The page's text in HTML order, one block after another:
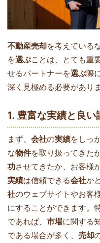
不動産売却を考えている
を選ぶことは、とても重
せるパートナーを選ぶ際
深く見極める必要がありま
1. 豊富な実績と良い
まず、 会社の実績をしっ
な物件を取り扱ってきた
功させてきたか、お客様
実績は信頼できる会社か
社のウェブサイトやお客
にすることができます。
であれば、 市場に関する
である場合が多く、 売却